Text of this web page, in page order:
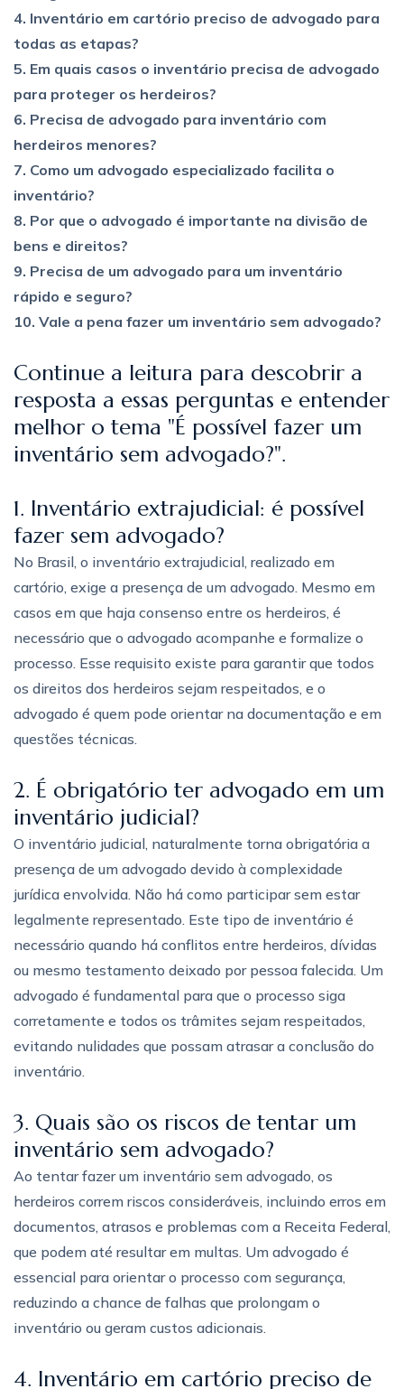
4. Inventário em cartório preciso de advogado para
todas as etapas?
5. Em quais casos o inventário precisa de advogado
para proteger os herdeiros?
6. Precisa de advogado para inventário com
herdeiros menores?
7. Como um advogado especializado facilita o
inventário?
8. Por que o advogado é importante na divisão de
bens e direitos?
9. Precisa de um advogado para um inventário
rápido e seguro?
10. Vale a pena fazer um inventário sem advogado?
Continue a leitura para descobrir a
resposta a essas perguntas e entender
melhor o tema "É possível fazer um
inventário sem advogado?".
1. Inventário extrajudicial: é possível
fazer sem advogado?
No Brasil, o inventário extrajudicial, realizado em
cartório, exige a presença de um advogado. Mesmo em
casos em que haja consenso entre os herdeiros, é
necessário que o advogado acompanhe e formalize o
processo. Esse requisito existe para garantir que todos
os direitos dos herdeiros sejam respeitados, e o
advogado é quem pode orientar na documentação e em
questões técnicas.
2. É obrigatório ter advogado em um
inventário judicial?
O inventário judicial, naturalmente torna obrigatória a
presença de um advogado devido à complexidade
jurídica envolvida. Não há como participar sem estar
legalmente representado. Este tipo de inventário é
necessário quando há conflitos entre herdeiros, dívidas
ou mesmo testamento deixado por pessoa falecida. Um
advogado é fundamental para que o processo siga
corretamente e todos os trâmites sejam respeitados,
evitando nulidades que possam atrasar a conclusão do
inventário.
3. Quais são os riscos de tentar um
inventário sem advogado?
Ao tentar fazer um inventário sem advogado, os
herdeiros correm riscos consideráveis, incluindo erros em
documentos, atrasos e problemas com a Receita Federal,
que podem até resultar em multas. Um advogado é
essencial para orientar o processo com segurança,
reduzindo a chance de falhas que prolongam o
inventário ou geram custos adicionais.
4. Inventário em cartório preciso de